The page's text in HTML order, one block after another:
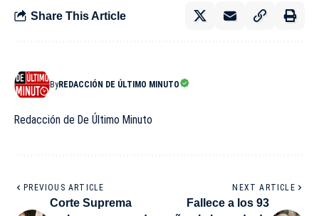
Share This Article
ByREDACCIÓN DE ÚLTIMO MINUTO
Redacción de De Último Minuto
PREVIOUS ARTICLE
Corte Suprema
NEXT ARTICLE
Fallece a los 93